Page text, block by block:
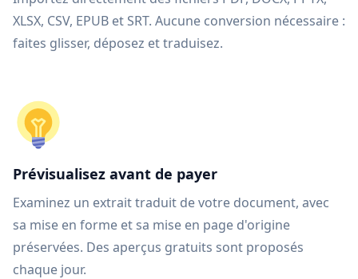
XLSX, CSV, EPUB et SRT. Aucune conversion nécessaire :
faites glisser, déposez et traduisez.
Prévisualisez avant de payer
Examinez un extrait traduit de votre document, avec
sa mise en forme et sa mise en page d'origine
préservées. Des aperçus gratuits sont proposés
chaque jour.